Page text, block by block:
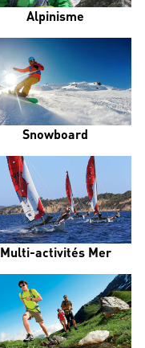
Alpinisme
Snowboard
Multi-activités Mer